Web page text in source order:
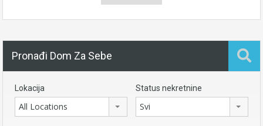
Pronađi Dom Za Sebe
Lokacija
All Locations
Status nekretnine
Svi